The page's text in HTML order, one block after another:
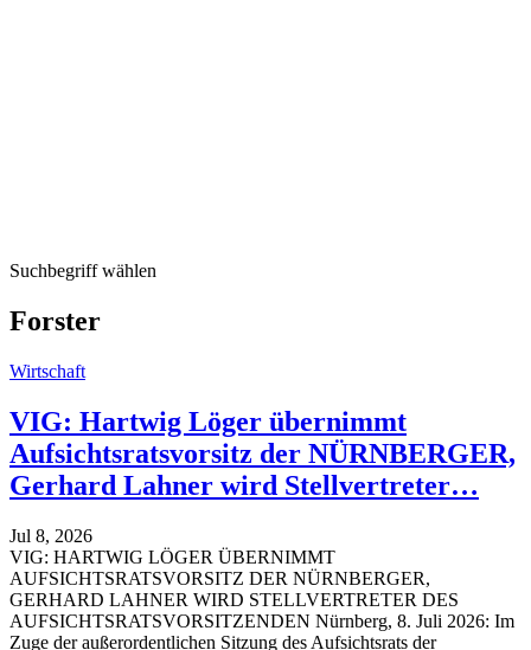
Suchbegriff wählen
Forster
Wirtschaft
VIG: Hartwig Löger übernimmt
Aufsichtsratsvorsitz der NÜRNBERGER,
Gerhard Lahner wird Stellvertreter…
Jul 8, 2026
VIG: HARTWIG LÖGER ÜBERNIMMT
AUFSICHTSRATSVORSITZ DER NÜRNBERGER,
GERHARD LAHNER WIRD STELLVERTRETER DES
AUFSICHTSRATSVORSITZENDEN Nürnberg, 8. Juli 2026: Im
Zuge der außerordentlichen Sitzung des Aufsichtsrats der